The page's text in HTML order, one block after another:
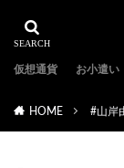
仮想通貨 お小遣い
HOME #山岸